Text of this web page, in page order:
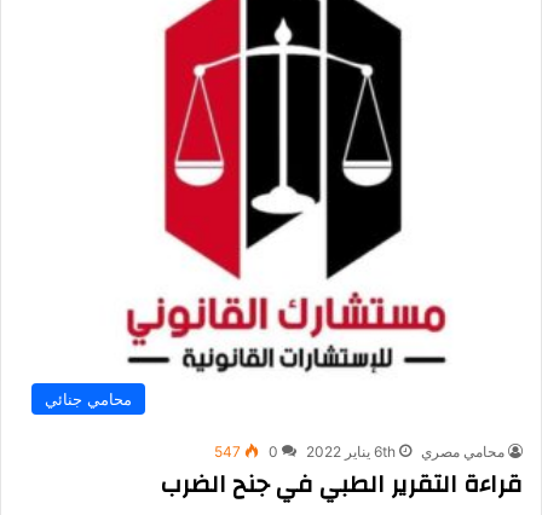
محامي جنائي
محامي مصري 6th يناير 2022 0
547
قراءة التقرير الطبي في جنح الضرب